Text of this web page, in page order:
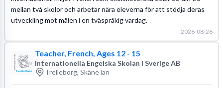
mellan två skolor och arbetar nära eleverna för att stödja deras
utveckling mot målen i en tvåspråkig vardag.
2026-08-26
Teacher, French, Ages 12 - 15
Internationella Engelska Skolan i Sverige AB
Trelleborg, Skåne län